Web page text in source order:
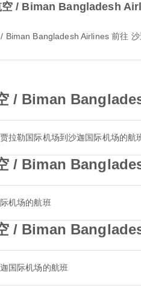
/ Biman Bangladesh
/ Biman Bangladesh Airlines 前往
/ Biman
拉勒国际机场到沙迦国际机场的航
/ Biman
机场的航班
/ Biman
国际机场的航班